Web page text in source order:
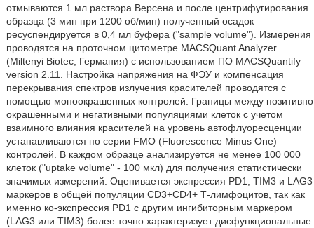
отмываются 1 мл раствора Версена и после центрифугирования
образца (3 мин при 1200 об/мин) полученный осадок
ресуспендируется в 0,4 мл буфера ("sample volume"). Измерения
проводятся на проточном цитометре MACSQuant Analyzer
(Miltenyi Biotec, Германия) с использованием ПО MACSQuantify
version 2.11. Настройка напряжения на ФЭУ и компенсация
перекрывания спектров излучения красителей проводятся с
помощью моноокрашенных контролей. Границы между позитивно
окрашенными и негативными популяциями клеток с учетом
взаимного влияния красителей на уровень автофлуоресценции
устанавливаются по серии FMO (Fluorescence Minus One)
контролей. В каждом образце анализируется не менее 100 000
клеток ("uptake volume" - 100 мкл) для получения статистически
значимых измерений. Оценивается экспрессия PD1, TIM3 и LAG3
маркеров в общей популяции CD3+CD4+ Т-лимфоцитов, так как
именно ко-экспрессия PD1 с другим ингибиторным маркером
(LAG3 или TIM3) более точно характеризует дисфункциональные